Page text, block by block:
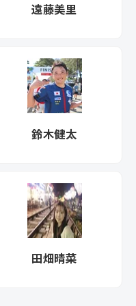
遠藤美里
鈴木健太
田畑晴菜